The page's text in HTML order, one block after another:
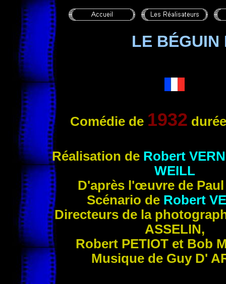
LE BÉGUIN
Comédie de 1932
Réalisation de Robert
WEILL
D'après l'œuvre de
Scénario de Robert
Directeurs de la
ASSELIN,
Robert PETIOTet Bob
Musique de GuyD'